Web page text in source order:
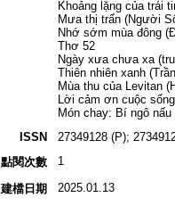
Khoảng lặng của trái
Mưa thị trấn (Người
Nhớ sớm mùa đông
Thơ 52
Ngày xưa chưa xa
Thiên nhiên xanh
Mùa thu của Levitan
Lời cảm ơn cuộc
Món chay: Bí ngô
ISSN
27349128 (P);
點閱次數
1
建檔日期 2025.01.13